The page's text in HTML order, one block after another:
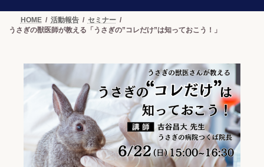
時
HOME 活動報告
セミナー
うさぎの獣医師が教える「うさぎの”コレだけ”は知っておこう！」